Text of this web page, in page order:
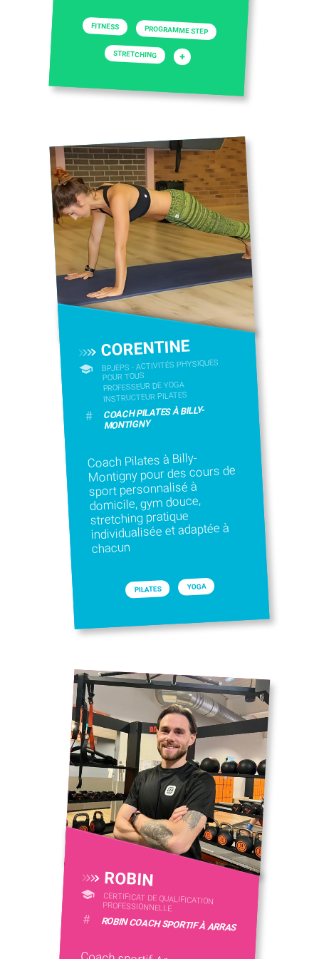
FITNESS PROGRAMME STEP
STRETCHING +
CORENTINE
BPJEPS - ACTIVITÉS PHYSIQUES
POUR TOUS
PROFESSEUR DE YOGA
INSTRUCTEUR PILATES
# COACH PILATES À BILLY-
MONTIGNY
Coach Pilates à Billy-
Montigny pour des cours de
sport personnalisé à
domicile, gym douce,
stretching pratique
individualisée et adaptée à
chacun
PILATES YOGA
ROBIN
CERTIFICAT DE QUALIFICATION
PROFESSIONNELLE
# ROBIN COACH SPORTIF À ARRAS